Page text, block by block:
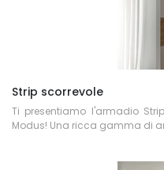
Strip scorrevole
Ti presentiamo l'armadio
Modus! Una ricca gamma di